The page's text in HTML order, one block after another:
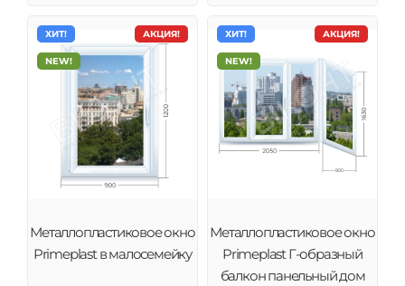
АКЦИЯ!
ХИТ!
NEW!
Металлопластиковое окно
Primeplast в малосемейку
АКЦИЯ!
ХИТ!
NEW!
Металлопластиковое окно
Primeplast Г-образный
балкон панельный дом